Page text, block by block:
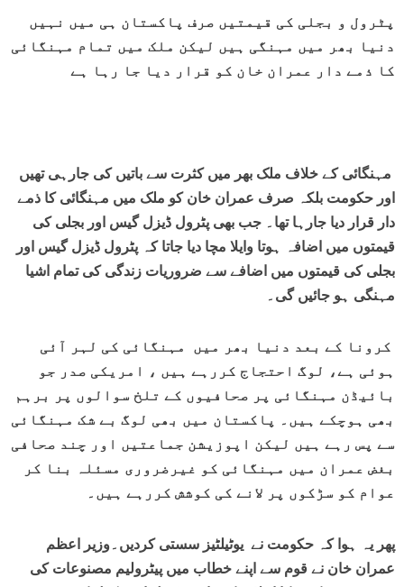
پٹرول و بجلی کی قیمتیں صرف پاکستان ہی میں نہیں
دنیا بھر میں مہنگی ہیں لیکن ملک میں تمام مہنگائی
کا ذمے دار عمران خان کو قرار دیا جا رہا ہے
مہنگائی کے خلاف ملک بھر میں کثرت سے باتیں کی جارہی تھیں
اور حکومت بلکہ صرف عمران خان کو ملک میں مہنگائی کا ذمے
دار قرار دیا جارہا تھا۔ جب بھی پٹرول ڈیزل گیس اور بجلی کی
قیمتوں میں اضافہ ہوتا وایلا مچا دیا جاتا کہ پٹرول ڈیزل گیس اور
بجلی کی قیمتوں میں اضافے سے ضروریات زندگی کی تمام اشیا
مہنگی ہو جائیں گی۔
کرونا کے بعد دنیا بھر میں مہنگائی کی لہر آئی
ہوئی ہے، لوگ احتجاج کررہے ہیں ، امریکی صدر جو
بائیڈن مہنگائی پر صحافیوں کے تلخ سوالوں پر برہم
بھی ہوچکے ہیں۔ پاکستان میں بھی لوگ بے شک مہنگائی
سے پس رہے ہیں لیکن اپوزیشن جماعتیں اور چند صحافی
بغض عمران میں مہنگائی کو غیرضروری مسئلہ بنا کر
عوام کو سڑکوں پر لانے کی کوشش کررہے ہیں۔
پھر یہ ہوا کہ حکومت نے یوٹیلٹیز سستی کردیں۔وزیر اعظم
عمران خان نے قوم سے اپنے خطاب میں پیٹرولیم مصنوعات کی